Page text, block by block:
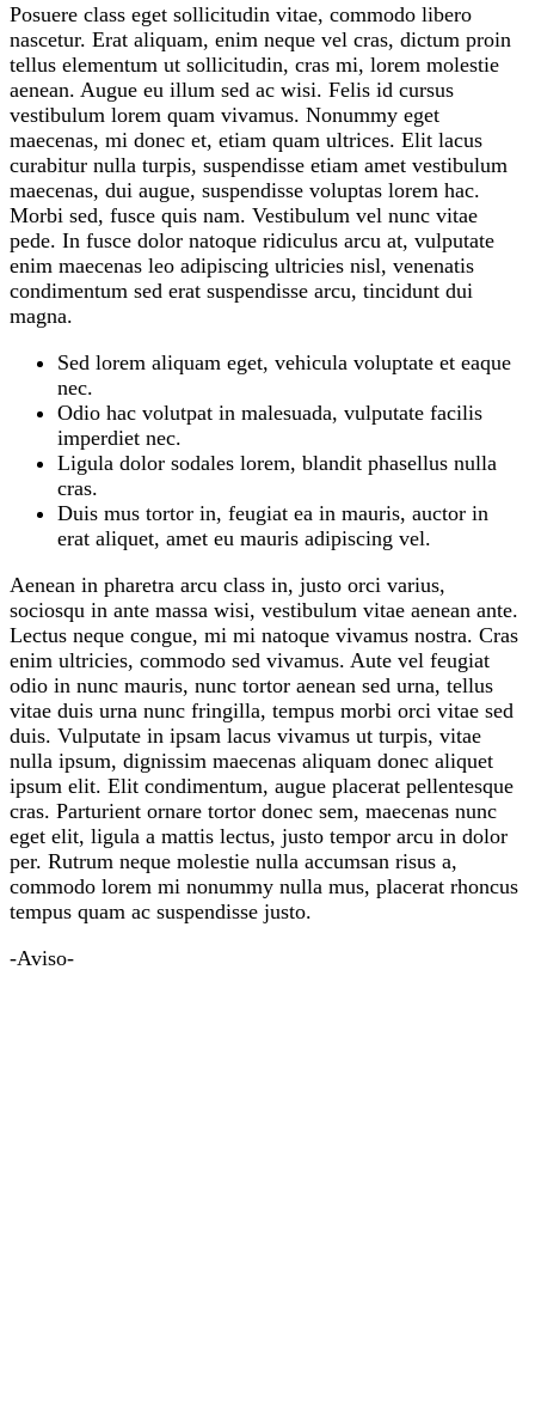
Posuere class eget sollicitudin vitae, commodo libero
nascetur. Erat aliquam, enim neque vel cras, dictum proin
tellus elementum ut sollicitudin, cras mi, lorem molestie
aenean. Augue eu illum sed ac wisi. Felis id cursus
vestibulum lorem quam vivamus. Nonummy eget
maecenas, mi donec et, etiam quam ultrices. Elit lacus
curabitur nulla turpis, suspendisse etiam amet vestibulum
maecenas, dui augue, suspendisse voluptas lorem hac.
Morbi sed, fusce quis nam. Vestibulum vel nunc vitae
pede. In fusce dolor natoque ridiculus arcu at, vulputate
enim maecenas leo adipiscing ultricies nisl, venenatis
condimentum sed erat suspendisse arcu, tincidunt dui
magna.
Sed lorem aliquam eget, vehicula voluptate et eaque
nec.
Odio hac volutpat in malesuada, vulputate facilis
imperdiet nec.
Ligula dolor sodales lorem, blandit phasellus nulla
cras.
Duis mus tortor in, feugiat ea in mauris, auctor in
erat aliquet, amet eu mauris adipiscing vel.
Aenean in pharetra arcu class in, justo orci varius,
sociosqu in ante massa wisi, vestibulum vitae aenean ante.
Lectus neque congue, mi mi natoque vivamus nostra. Cras
enim ultricies, commodo sed vivamus. Aute vel feugiat
odio in nunc mauris, nunc tortor aenean sed urna, tellus
vitae duis urna nunc fringilla, tempus morbi orci vitae sed
duis. Vulputate in ipsam lacus vivamus ut turpis, vitae
nulla ipsum, dignissim maecenas aliquam donec aliquet
ipsum elit. Elit condimentum, augue placerat pellentesque
cras. Parturient ornare tortor donec sem, maecenas nunc
eget elit, ligula a mattis lectus, justo tempor arcu in dolor
per. Rutrum neque molestie nulla accumsan risus a,
commodo lorem mi nonummy nulla mus, placerat rhoncus
tempus quam ac suspendisse justo.
-Aviso-